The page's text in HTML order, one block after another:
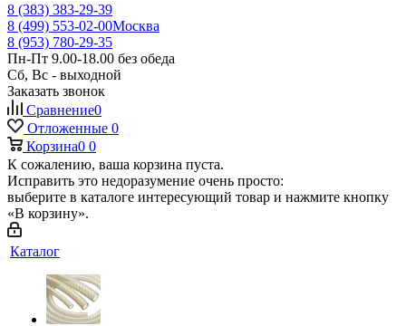
8 (383) 383-29-39
8 (499) 553-02-00Москва
8 (953) 780-29-35
Пн-Пт 9.00-18.00 без обеда
Сб, Вс - выходной
Заказать звонок
Сравнение0
Отложенные 0
Корзина0 0
К сожалению, ваша корзина пуста.
Исправить это недоразумение очень просто:
выберите в каталоге интересующий товар и нажмите кнопку
«В корзину».
Каталог